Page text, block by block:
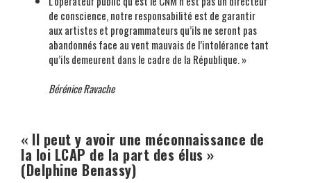
de conscience, notre responsabilité est de garantir
aux artistes et programmateurs qu’ils ne seront pas
abandonnés face au vent mauvais de l’intolérance tant
qu’ils demeurent dans le cadre de la République. »
Bérénice Ravache
« Il peut y avoir une méconnaissance de
la loi LCAP de la part des élus »
(Delphine Benassy)